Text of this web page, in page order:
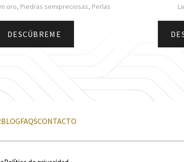
oro, Piedras semipreciosas, Perlas
DESCÚBREME
BLOGFAQSCONTACTO